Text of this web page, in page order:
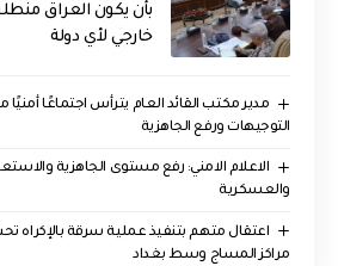
بأن يكون العراق
خارجي لأي دولة
مدير مكتب القائد العام يترأس اجتماعًا
التوجيهات ورفع الجاهزية
الاعلام الامني: رفع مستوى الجاهزية
والعسكرية
اعتقال متهم بتنفيذ عملية سرقة بالإكراه
مراكز المساج وسط بغداد